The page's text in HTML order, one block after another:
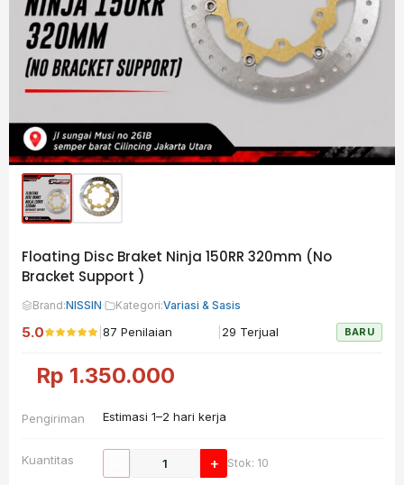
Floating Disc Braket Ninja 150RR 320mm (No
Bracket Support )
Brand:NISSIN· Kategori:Variasi & Sasis
5.0 87 Penilaian 29 Terjual BARU
Rp 1.350.000
Pengiriman Estimasi 1–2 hari kerja
Kuantitas + Stok: 10